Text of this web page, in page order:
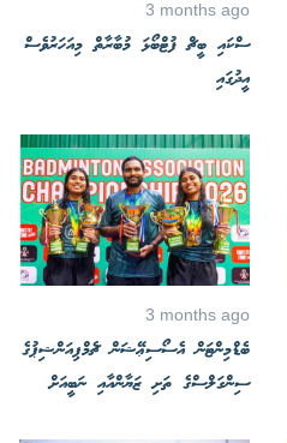
3 months ago
ސްކައި ބީޗް ފުޓްބޯޅަ މުބާރާތް މިއަހަރުވެސް
އީދުގައި
3 months ago
ބެޑްމިންޓަން އެސޯސިޢޭޝަން ޗެމްޕިއަންޝިޕުގެ
ސިންގަލްސްގެ ތަށި ޒަޔާންއާއި ނަބީއަށް